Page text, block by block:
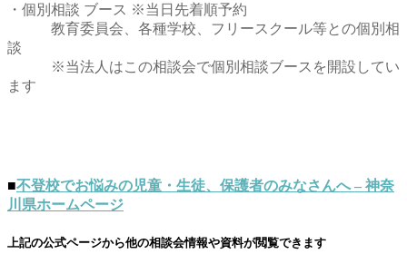
・個別相談 ブース ※当日先着順予約
教育委員会、各種学校、フリースクール等との個別相
談
※当法人はこの相談会で個別相談ブースを開設してい
ます
■不登校でお悩みの児童・生徒、保護者のみなさんへ – 神奈
川県ホームページ
上記の公式ページから他の相談会情報や資料が閲覧できます